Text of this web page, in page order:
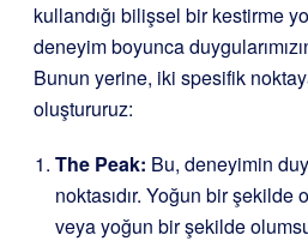
kullandığı bilişsel bir kestirme
deneyim boyunca
Bunun yerine, iki spesifik
oluştururuz:
The Peak: Bu, deneyimin
noktasıdır. Yoğun bir şekilde
veya yoğun bir şekilde